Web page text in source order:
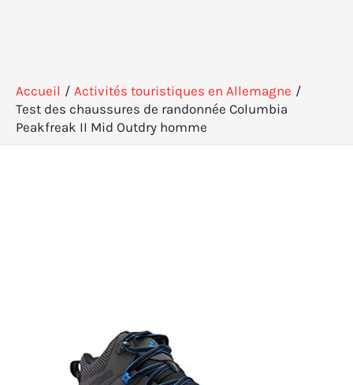
Accueil
Activités touristiques en Allemagne
Test des chaussures de randonnée Columbia
Peakfreak II Mid Outdry homme